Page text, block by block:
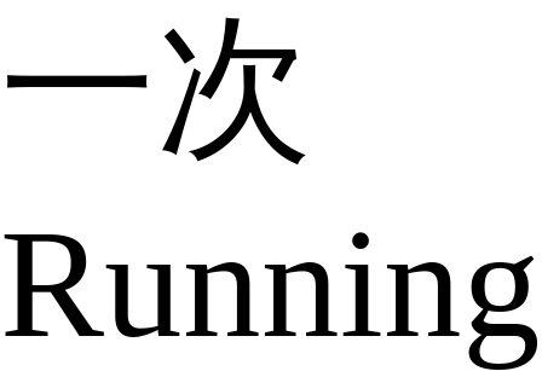
一次
Running